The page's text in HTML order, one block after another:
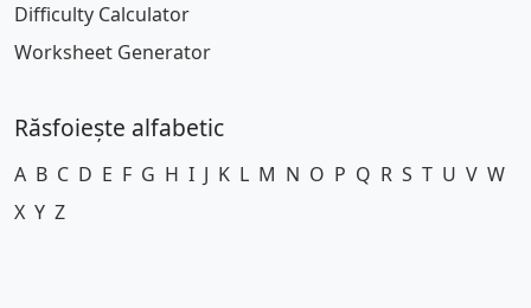
Difficulty Calculator
Worksheet Generator
Răsfoiește alfabetic
A B C D E F G H I J K L M N O P Q R S T U V W
X Y Z